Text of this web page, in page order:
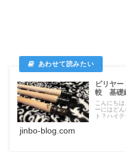
ビリヤ
較 基礎
こんにち
ーにはど
ト？ハイテ
jinbo-blog.com